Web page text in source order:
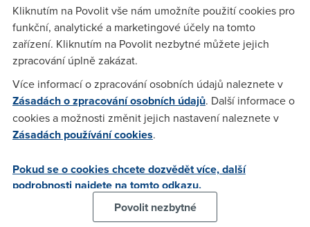
všemu porádně porozuměl. Potřeboval bych si pořídit nějaký
ADSL modem Wi-Fi router přibližně do 2000,- Chci ADSL
připojení rozdělit na 4 notebooky v bytě (cca. 45m2 - jedna
stěna), stačí pouze Wi-Fi (ne ethernet atd.), důležitá je pro
(aby se nemohl připojit nikdo jiny, než dané 4 notebooky).
Připojení je mimochodem od ČRa. Děkuji mockrát za vaše
rady!
Anonym(3.2.2007 03:57:14)
https://fixed.o2shop.cz/produkt.php?
kid=9&od=0&pr_id=000000000000165538&raz=0&razt=0 v
Kliknutím na Povolit vše nám umožníte použití cookies pro
funkční, analytické a marketingové účely na tomto
zařízení. Kliknutím na Povolit nezbytné můžete jejich
zpracování úplně zakázat.
Více informací o zpracování osobních údajů naleznete v
Zásadách o zpracování osobních údajů. Další informace o
cookies a možnosti změnit jejich nastavení naleznete v
Zásadách používání cookies.
Pokud se o cookies chcete dozvědět více, další
podrobnosti najdete na tomto odkazu.
Povolit nezbytné